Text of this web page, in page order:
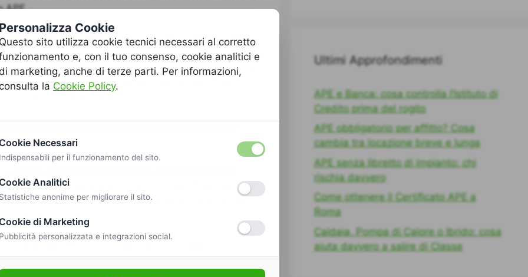
APE.
a farlo online? C’è un modo per ottenerlo gratis?
Apefacile.itpresenta numerosivantaggi: la sua
esclusivamente alla redazione del certificato,
necessarie.
da sostenere ed il Tecnico Certificatore deve
Pertanto, il costo finale dovrà necessariamente
attestato APE, ti invitiamo a consultare
Ultimi Approfondimenti
APE e Banca: cosa controlla l’Istituto di
Credito prima del rogito
APE obbligatorio per affitto? Cosa
cambia tra locazione breve e lunga
APE senza libretto di impianto: chi
rischia davvero
Come ottenere il Certificato APE a
Roma
Caldaia, Pompa di Calore o Ibrido: cosa
aiuta davvero a salire di Classe
Personalizza Cookie
Questo sito utilizza cookie tecnici necessari al corretto
e, con il tuo consenso, cookie analitici e
di marketing, anche di terze parti. Per informazioni,
consulta la Cookie Policy.
Cookie Necessari
Indispensabili per il funzionamento del sito.
Cookie Analitici
Statistiche anonime per migliorare il sito.
Cookie di Marketing
Pubblicità personalizzata e integrazioni social.